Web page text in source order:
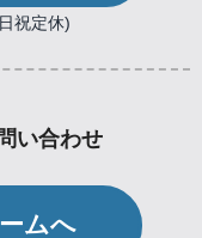
祝定休)
い合わせ
ムへ